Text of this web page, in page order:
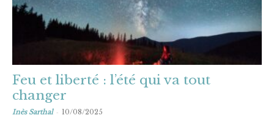
Feu et liberté : l’été qui va tout
changer
Inès Sarthal - 10/08/2025